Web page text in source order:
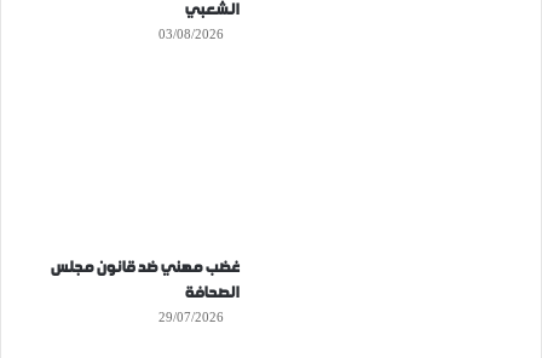
الشعبي
03/08/2026
غضب مهني ضد قانون مجلس
الصحافة
29/07/2026